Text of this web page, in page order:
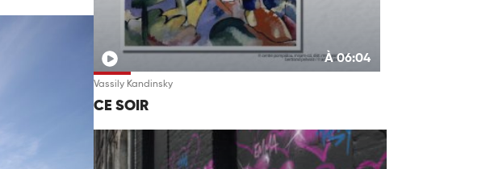
À 06:04
Vassily Kandinsky
CE SOIR